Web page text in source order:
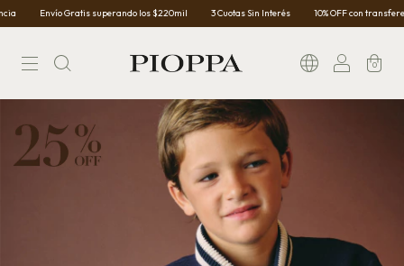
Envío Gratis superando los $220mil 3 Cuotas Sin Interés 10% OFF con transferencia
0